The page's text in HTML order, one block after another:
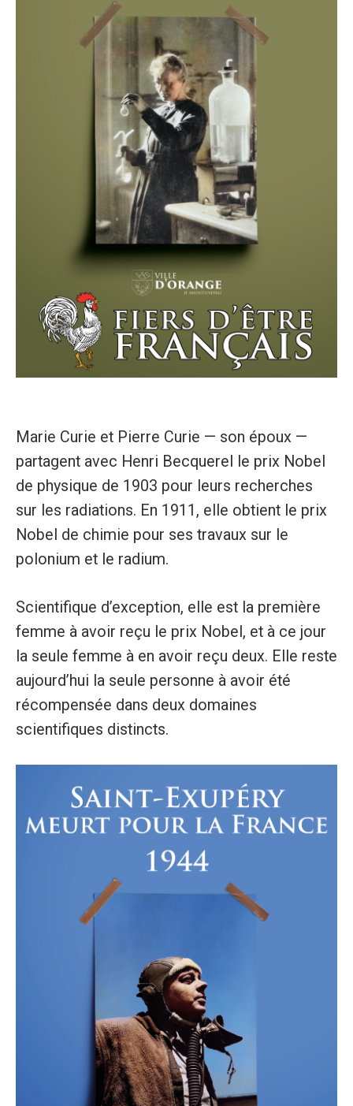
Marie Curie et Pierre Curie — son époux —
partagent avec Henri Becquerel le prix Nobel
de physique de 1903 pour leurs recherches
sur les radiations. En 1911, elle obtient le prix
Nobel de chimie pour ses travaux sur le
polonium et le radium.
Scientifique d’exception, elle est la première
femme à avoir reçu le prix Nobel, et à ce jour
la seule femme à en avoir reçu deux. Elle reste
aujourd’hui la seule personne à avoir été
récompensée dans deux domaines
scientifiques distincts.